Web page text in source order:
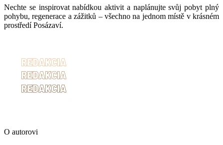
Nechte se inspirovat nabídkou aktivit a naplánujte svůj pobyt plný
pohybu, regenerace a zážitků – všechno na jednom místě v krásném
prostředí Posázaví.
O autorovi